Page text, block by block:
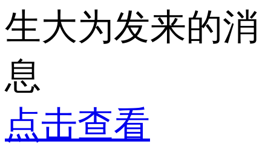
生大为发来的消
息
点击查看